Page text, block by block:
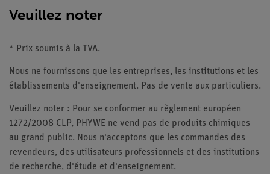
Veuillez noter
* Prix soumis à la TVA.
Nous ne fournissons que les entreprises, les institutions et les
établissements d'enseignement. Pas de vente aux particuliers.
Veuillez noter : Pour se conformer au règlement européen
1272/2008 CLP, PHYWE ne vend pas de produits chimiques
au grand public. Nous n'acceptons que les commandes des
revendeurs, des utilisateurs professionnels et des institutions
de recherche, d'étude et d'enseignement.